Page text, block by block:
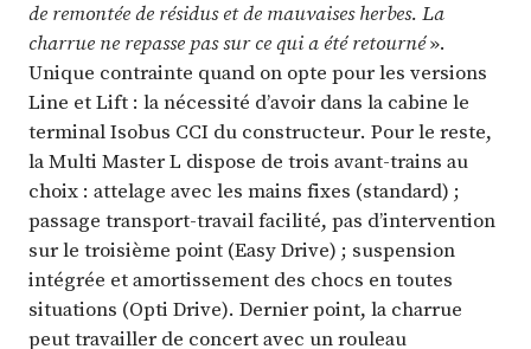
de remontée de résidus et de mauvaises herbes. La
charrue ne repasse pas sur ce qui a été retourné».
Unique contrainte quand on opte pour les versions
Line et Lift : la nécessité d’avoir dans la cabine le
terminal Isobus CCI du constructeur. Pour le reste,
la Multi Master L dispose de trois avant-trains au
choix : attelage avec les mains fixes (standard) ;
passage transport-travail facilité, pas d’intervention
sur le troisième point (Easy Drive) ; suspension
intégrée et amortissement des chocs en toutes
situations (Opti Drive). Dernier point, la charrue
peut travailler de concert avec un rouleau